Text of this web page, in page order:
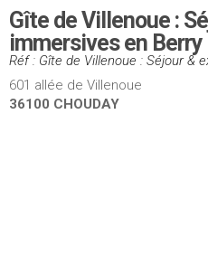
Gîte de Villenoue :
immersives en Berry
Réf : Gîte de Villenoue : Séjour &
601 allée de Villenoue
36100 CHOUDAY